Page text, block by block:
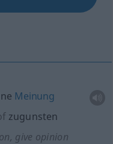
Meinung
zugunsten
give opinion